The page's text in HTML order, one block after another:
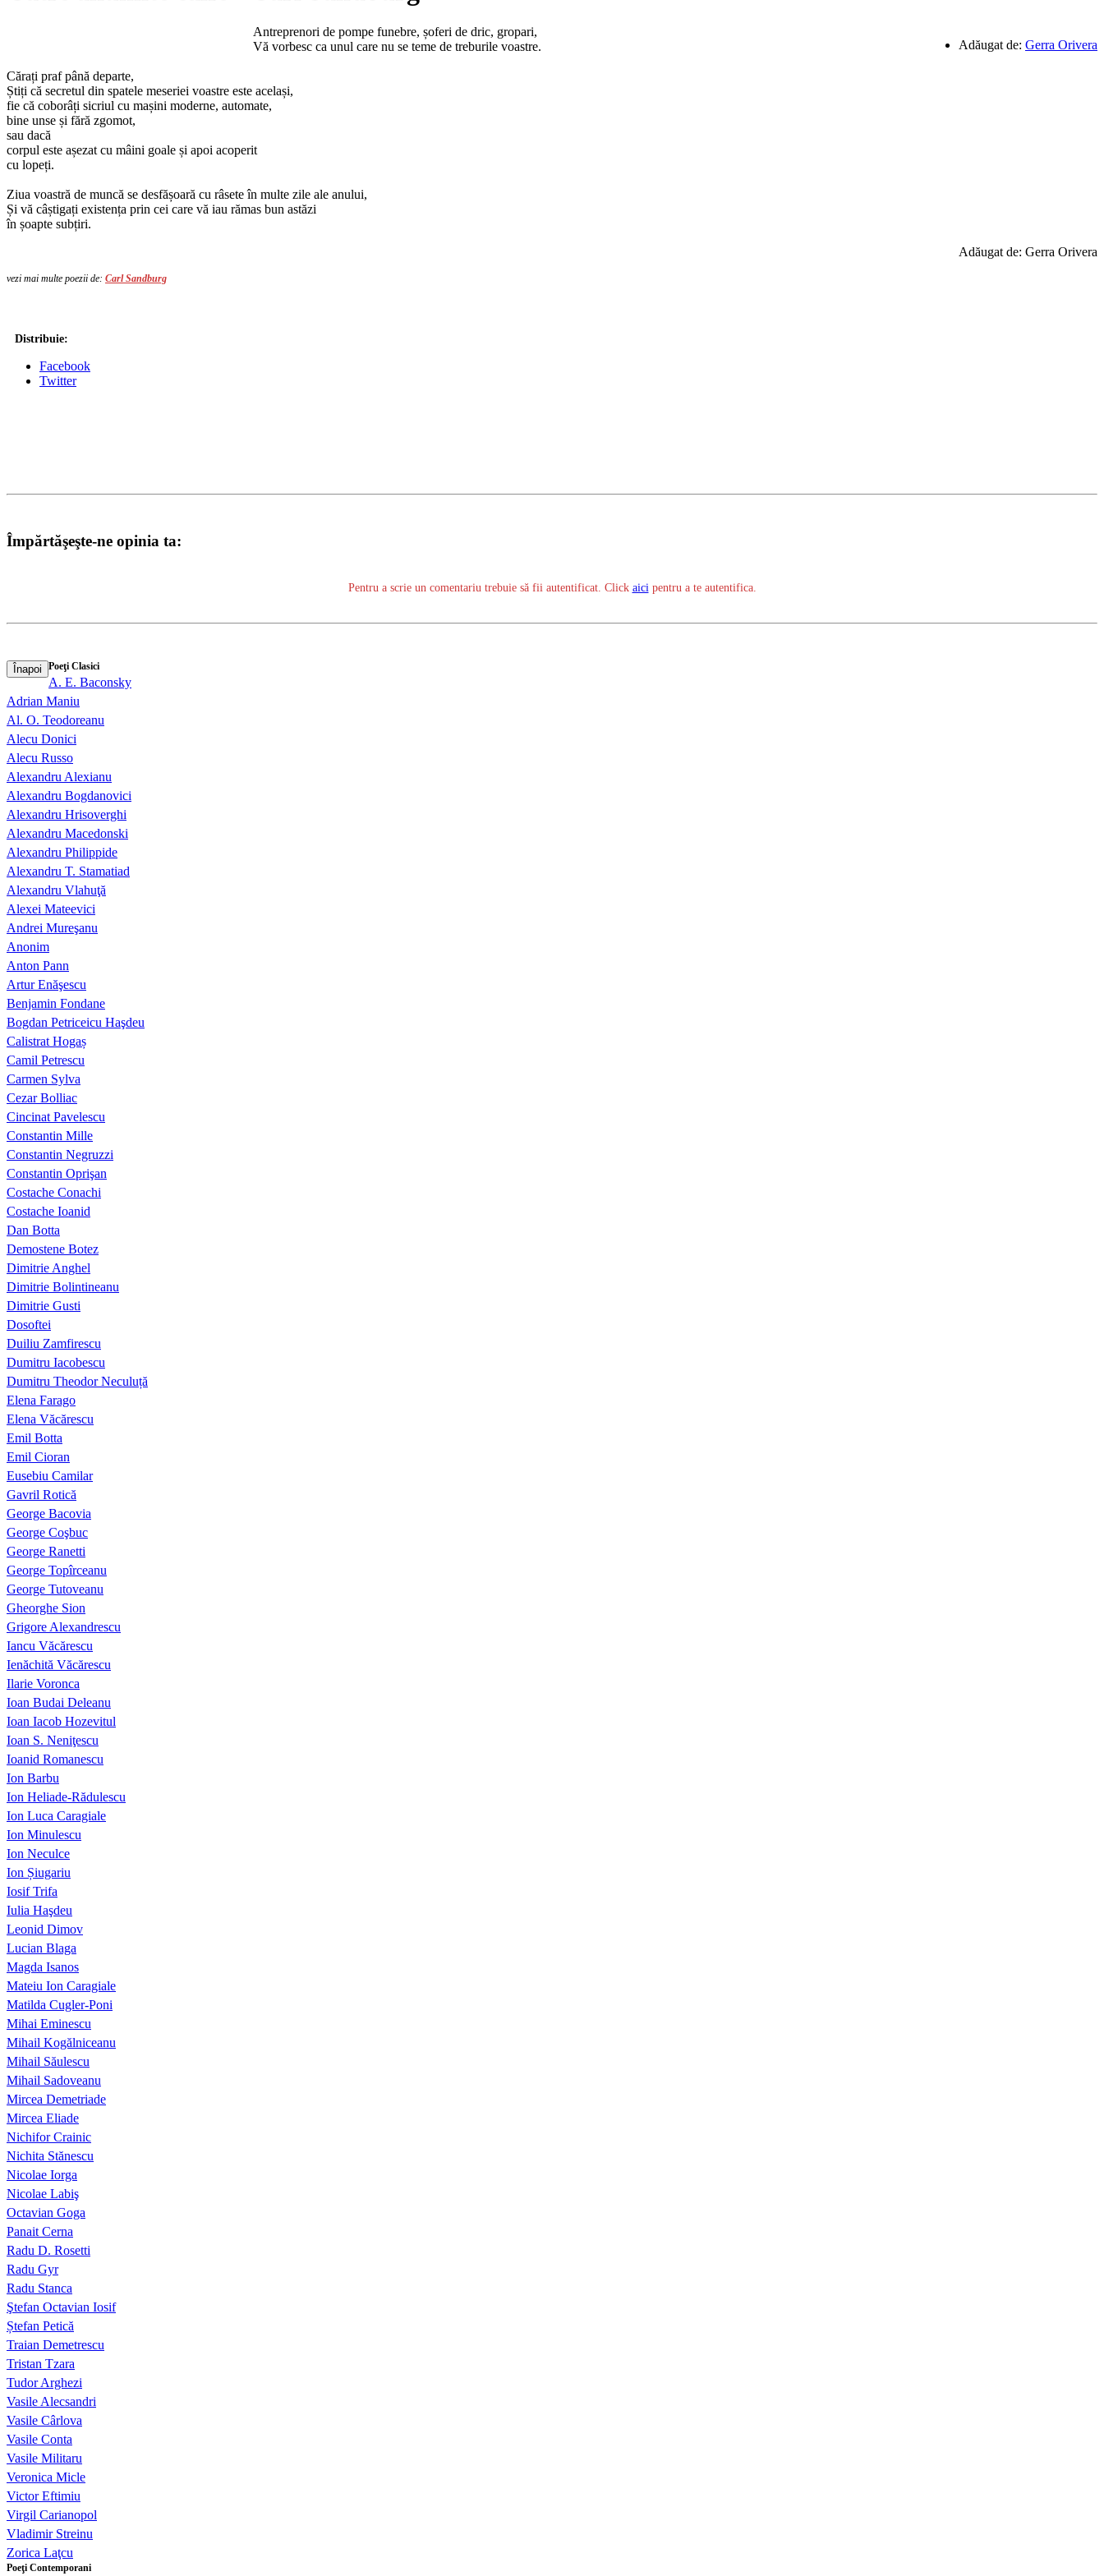
Adăugat de: Gerra Orivera
Antreprenori de pompe funebre, șoferi de dric, gropari,
Vă vorbesc ca unul care nu se teme de treburile voastre.
Cărați praf până departe,
Știți că secretul din spatele meseriei voastre este același,
fie că coborâți sicriul cu mașini moderne, automate,
bine unse și fără zgomot,
sau dacă
corpul este așezat cu mâini goale și apoi acoperit
cu lopeți.
Ziua voastră de muncă se desfășoară cu râsete în multe zile ale anului,
Și vă câștigați existența prin cei care vă iau rămas bun astăzi
în șoapte subțiri.
Adăugat de: Gerra Orivera
vezi mai multe poezii de: Carl Sandburg
Distribuie:
Facebook
Twitter
Împărtăşeşte-ne opinia ta:
Pentru a scrie un comentariu trebuie să fii autentificat. Click aicipentru a te autentifica.
Înapoi Poeţi Clasici
A. E. Baconsky
Adrian Maniu
Al. O. Teodoreanu
Alecu Donici
Alecu Russo
Alexandru Alexianu
Alexandru Bogdanovici
Alexandru Hrisoverghi
Alexandru Macedonski
Alexandru Philippide
Alexandru T. Stamatiad
Alexandru Vlahuţă
Alexei Mateevici
Andrei Mureşanu
Anonim
Anton Pann
Artur Enăşescu
Benjamin Fondane
Bogdan Petriceicu Haşdeu
Calistrat Hogaș
Camil Petrescu
Carmen Sylva
Cezar Bolliac
Cincinat Pavelescu
Constantin Mille
Constantin Negruzzi
Constantin Oprişan
Costache Conachi
Costache Ioanid
Dan Botta
Demostene Botez
Dimitrie Anghel
Dimitrie Bolintineanu
Dimitrie Gusti
Dosoftei
Duiliu Zamfirescu
Dumitru Iacobescu
Dumitru Theodor Neculuță
Elena Farago
Elena Văcărescu
Emil Botta
Emil Cioran
Eusebiu Camilar
Gavril Rotică
George Bacovia
George Coşbuc
George Ranetti
George Topîrceanu
George Tutoveanu
Gheorghe Sion
Grigore Alexandrescu
Iancu Văcărescu
Ienăchită Văcărescu
Ilarie Voronca
Ioan Budai Deleanu
Ioan Iacob Hozevitul
Ioan S. Neniţescu
Ioanid Romanescu
Ion Barbu
Ion Heliade-Rădulescu
Ion Luca Caragiale
Ion Minulescu
Ion Neculce
Ion Șiugariu
Iosif Trifa
Iulia Haşdeu
Leonid Dimov
Lucian Blaga
Magda Isanos
Mateiu Ion Caragiale
Matilda Cugler-Poni
Mihai Eminescu
Mihail Kogălniceanu
Mihail Săulescu
Mihail Sadoveanu
Mircea Demetriade
Mircea Eliade
Nichifor Crainic
Nichita Stănescu
Nicolae Iorga
Nicolae Labiş
Octavian Goga
Panait Cerna
Radu D. Rosetti
Radu Gyr
Radu Stanca
Ştefan Octavian Iosif
Ștefan Petică
Traian Demetrescu
Tristan Tzara
Tudor Arghezi
Vasile Alecsandri
Vasile Cârlova
Vasile Conta
Vasile Militaru
Veronica Micle
Victor Eftimiu
Virgil Carianopol
Vladimir Streinu
Zorica Laţcu
Poeţi Contemporani